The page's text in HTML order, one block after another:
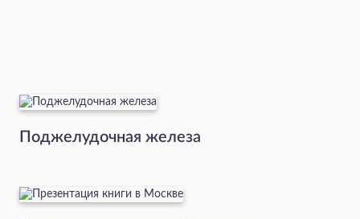
Поджелудочная железа